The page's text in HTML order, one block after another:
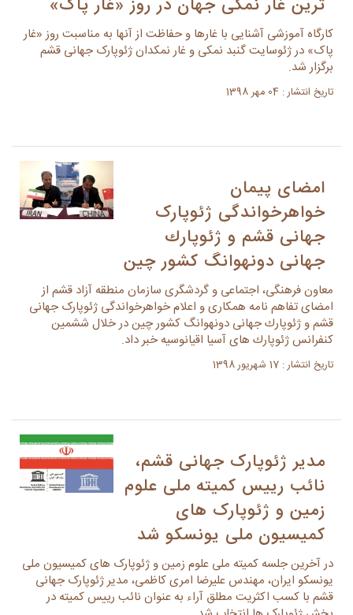
ترین غار نمکی جهان در روز «غار پاک»
کارگاه آموزشی آشنایی با غارها و حفاظت از آنها به مناسبت روز «غار
پاک» در ژئوسایت گنبد نمکی و غار نمکدان ژئوپارک جهانی قشم
برگزار شد.
تاریخ انتشار : 04 مهر 1398
امضای پیمان
خواهرخواندگی ژئوپارک
جهانی قشم و ژئوپارك
جهانی دونهوانگ کشور چین
معاون فرهنگی، اجتماعی و گردشگری سازمان منطقه آزاد قشم از
امضای تفاهم نامه همکاری و اعلام خواهرخواندگی ژئوپارک جهانی
قشم و ژئوپارك جهانی دونهوانگ کشور چین در خلال ششمین
کنفرانس ژئوپارك های آسیا اقیانوسیه خبر داد.
تاریخ انتشار : 17 شهریور 1398
مدیر ژئوپارک جهانی قشم،
نائب رییس کمیته ملی علوم
زمین و ژئوپارک های
کمیسیون ملی یونسکو شد
در آخرین جلسه کمیته ملی علوم زمین و ژئوپارک های کمیسیون ملی
یونسکو ایران، مهندس علیرضا امری کاظمی، مدیر ژئوپارک جهانی
قشم با کسب اکثریت مطلق آراء به عنوان نائب رییس کمیته در